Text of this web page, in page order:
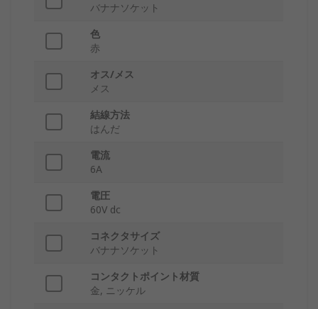
バナナソケット
色
赤
オス/メス
メス
結線方法
はんだ
電流
6A
電圧
60V dc
コネクタサイズ
バナナソケット
コンタクトポイント材質
金, ニッケル